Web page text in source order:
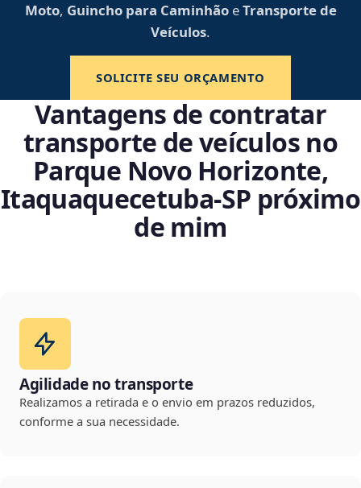
Moto, Guincho para CaminhãoeTransporte de
Veículos.
SOLICITE SEU ORÇAMENTO
Vantagens de contratar
transporte de veículos no
Parque Novo Horizonte,
Itaquaquecetuba‑SP próximo
de mim
Agilidade no transporte
Realizamos a retirada e o envio em prazos reduzidos,
conforme a sua necessidade.